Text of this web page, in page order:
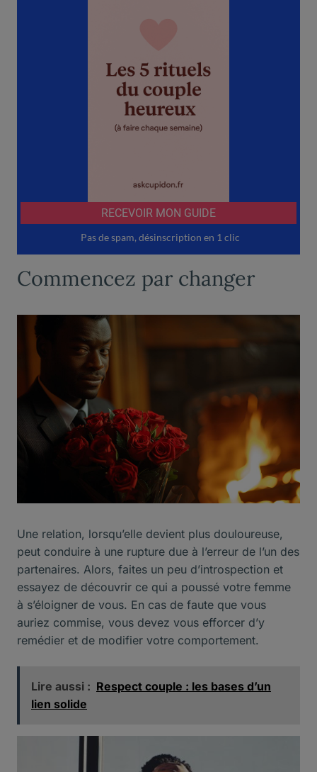
Commencez par changer
Une relation, lorsqu’elle devient plus douloureuse,
peut conduire à une rupture due à l’erreur de l’un des
partenaires. Alors, faites un peu d’introspection et
essayez de découvrir ce qui a poussé votre femme
à s’éloigner de vous. En cas de faute que vous
auriez commise, vous devez vous efforcer d’y
remédier et de modifier votre comportement.
Lire aussi : Respect couple : les bases d’un
lien solide